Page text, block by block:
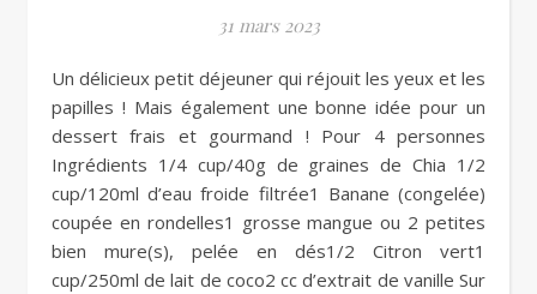
31 mars 2023
Un délicieux petit déjeuner qui réjouit les yeux et les
papilles ! Mais également une bonne idée pour un
dessert frais et gourmand ! Pour 4 personnes
Ingrédients 1/4 cup/40g de graines de Chia 1/2
cup/120ml d’eau froide filtrée1 Banane (congelée)
coupée en rondelles1 grosse mangue ou 2 petites
bien mure(s), pelée en dés1/2 Citron vert1
cup/250ml de lait de coco2 cc d’extrait de vanille Sur